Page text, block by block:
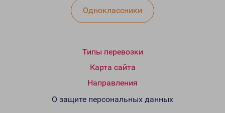
Одноклассники
Типы перевозки
Карта сайта
Направления
О защите персональных данных